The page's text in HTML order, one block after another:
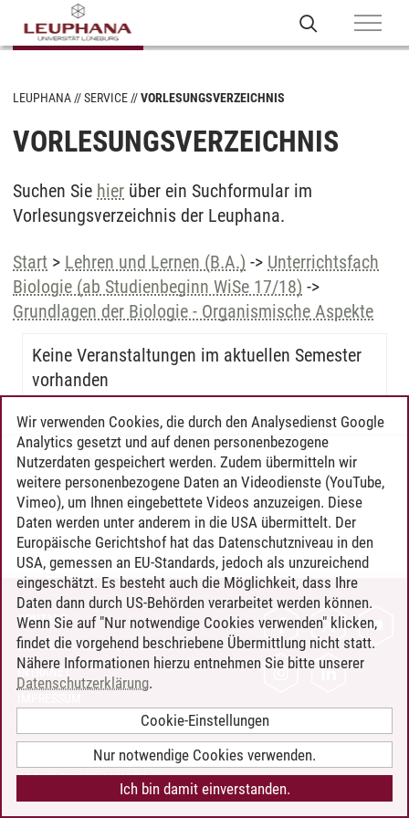
LEUPHANA SERVICE VORLESUNGSVERZEICHNIS
VORLESUNGSVERZEICHNIS
Suchen Sie hier über ein Suchformular im
Vorlesungsverzeichnis der Leuphana.
Start > Lehren und Lernen (B.A.) -> Unterrichtsfach
Biologie (ab Studienbeginn WiSe 17/18) ->
Grundlagen der Biologie - Organismische Aspekte
Keine Veranstaltungen im aktuellen Semester
vorhanden
Timo Leder/30.06.2024
KONTAKT
LEUPHANA ALS ARBEITGEBER
INTRANET
BARRIEREFREIHEIT
COOKIE-EINSTELLUNGEN
Wir verwenden Cookies, die durch den Analysedienst Google
Analytics gesetzt und auf denen personenbezogene
Nutzerdaten gespeichert werden. Zudem übermitteln wir
weitere personenbezogene Daten an Videodienste (YouTube,
Vimeo), um Ihnen eingebettete Videos anzuzeigen. Diese
Daten werden unter anderem in die USA übermittelt. Der
Europäische Gerichtshof hat das Datenschutzniveau in den
USA, gemessen an EU-Standards, jedoch als unzureichend
eingeschätzt. Es besteht auch die Möglichkeit, dass Ihre
Daten dann durch US-Behörden verarbeitet werden können.
Wenn Sie auf "Nur notwendige Cookies verwenden" klicken,
findet die vorgehend beschriebene Übermittlung nicht statt.
Nähere Informationen hierzu entnehmen Sie bitte unserer
Datenschutzerklärung.
Cookie-Einstellungen
Nur notwendige Cookies verwenden.
Ich bin damit einverstanden.